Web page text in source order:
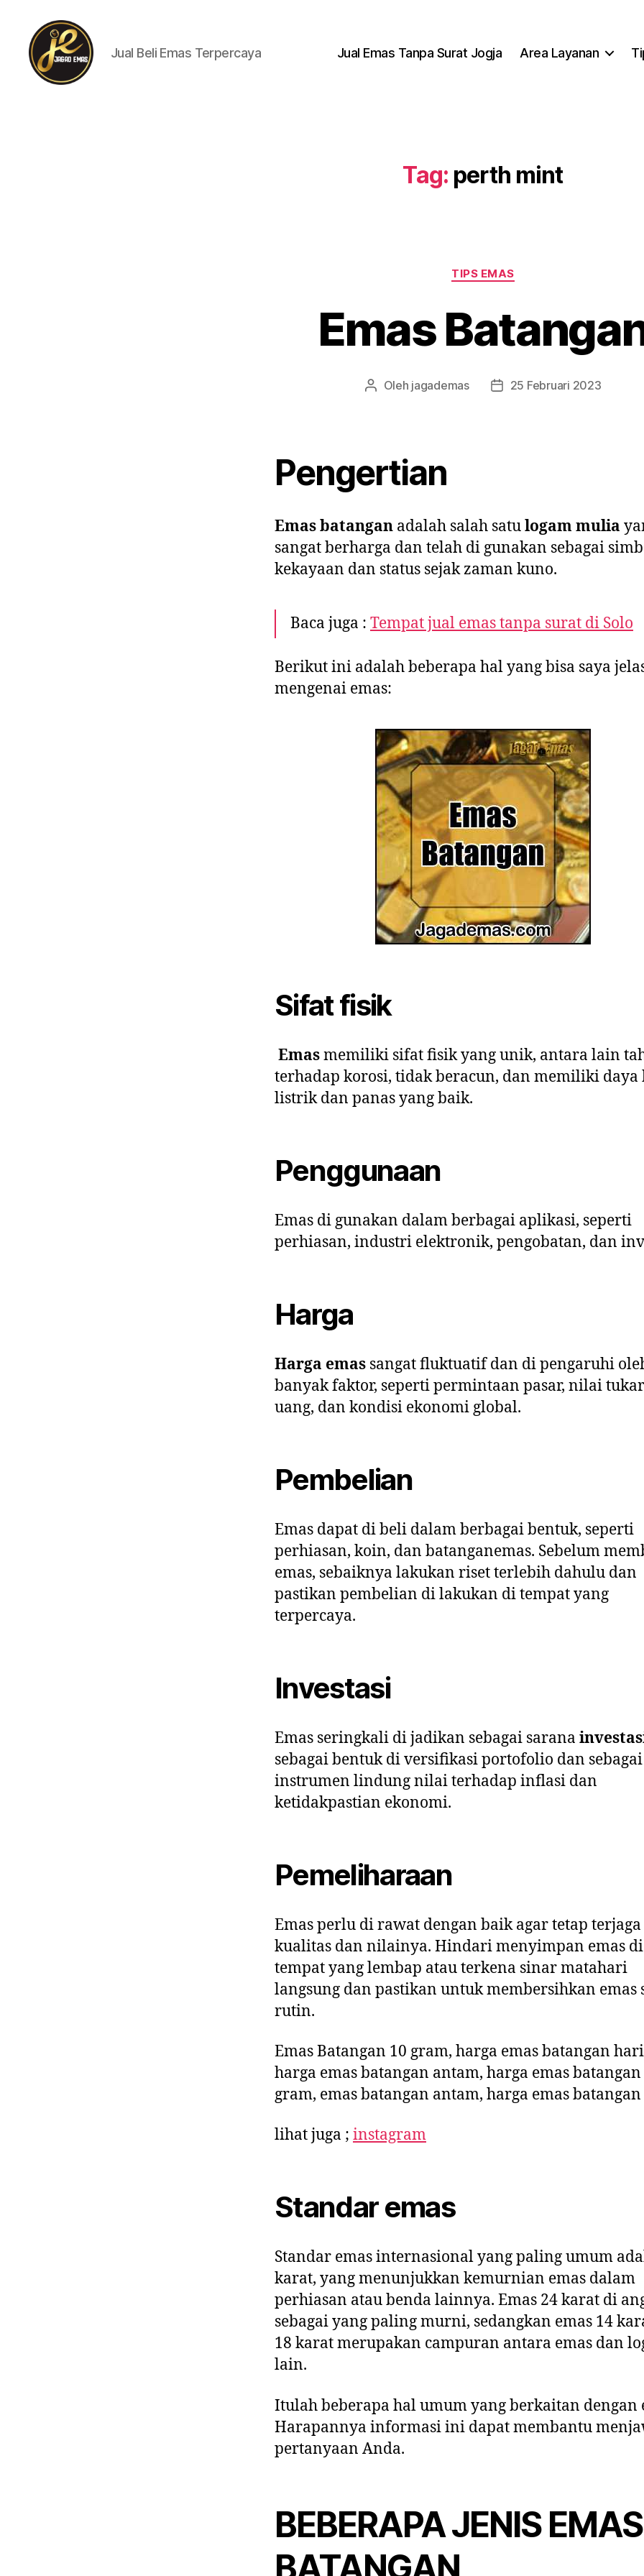
Jual Beli Emas Terpercaya Jual Emas Tanpa Surat Jogja Area Layanan
Tag: perth mint
Kategori
TIPS EMAS
Emas
Penulis
Oleh jagademas
Tanggal
25 Februari 2023
Pengertian
Emas batangan adalah salah satulogam mulia
sangat berharga dan telah di gunakan sebagai
kekayaan dan status sejak zaman kuno.
Baca juga : Tempat jual emas tanpa surat di Solo
Berikut ini adalah beberapa hal yang bisa saya
mengenai emas:
Sifat fisik
Emasmemiliki sifat fisik yang unik, antara lain
terhadap korosi, tidak beracun, dan memiliki daya
listrik dan panas yang baik.
Penggunaan
Emas di gunakan dalam berbagai aplikasi, seperti
perhiasan, industri elektronik, pengobatan, dan
Harga
Harga emas sangat fluktuatif dan di pengaruhi
banyak faktor, seperti permintaan pasar, nilai
uang, dan kondisi ekonomi global.
Pembelian
Emas dapat di beli dalam berbagai bentuk, seperti
perhiasan, koin, dan batanganemas. Sebelum
emas, sebaiknya lakukan riset terlebih dahulu dan
pastikan pembelian di lakukan di tempat yang
terpercaya.
Investasi
Emas seringkali di jadikan sebagai sarana
sebagai bentuk di versifikasi portofolio dan sebagai
instrumen lindung nilai terhadap inflasi dan
ketidakpastian ekonomi.
Pemeliharaan
Emas perlu di rawat dengan baik agar tetap terjaga
kualitas dan nilainya. Hindari menyimpan emas di
tempat yang lembap atau terkena sinar matahari
langsung dan pastikan untuk membersihkan emas
rutin.
Emas Batangan 10 gram, harga emas batangan
harga emas batangan antam, harga emas batangan
gram, emas batangan antam, harga emas batangan
lihat juga ; instagram
Standar emas
Standar emas internasional yang paling umum
karat, yang menunjukkan kemurnian emas dalam
perhiasan atau benda lainnya. Emas 24 karat di
sebagai yang paling murni, sedangkan emas 14
18 karat merupakan campuran antara emas dan
lain.
Itulah beberapa hal umum yang berkaitan dengan
Harapannya informasi ini dapat membantu
pertanyaan Anda.
BEBERAPA JENIS EMAS
BATANGAN